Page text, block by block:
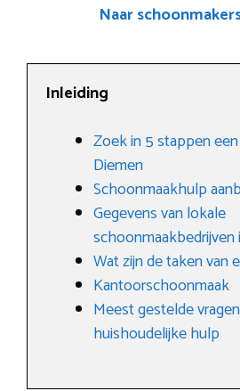
Naar
Inleiding
Zoek in 5 stappen
Diemen
Schoonmaakhulp
Gegevens van lokale
schoonmaakbedrijven
Wat zijn de taken van
Kantoorschoonmaak
Meest gestelde
huishoudelijke hulp